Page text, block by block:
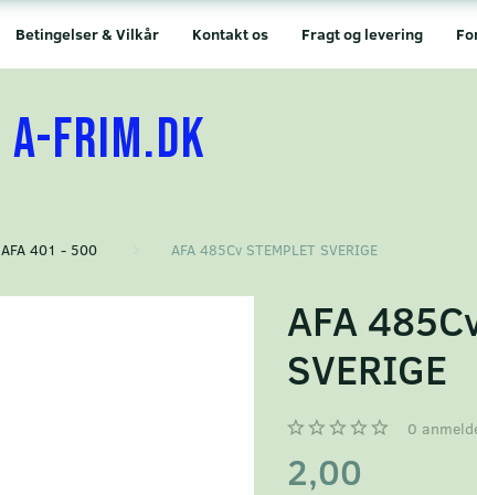
Fragt og levering
Kontakt os
Betingelser & Vilkår
A-FRIM.DK
AFA 401 - 500 AFA 485Cv STEMPLET SVERIGE
AFA
SVERIGE
0
2,00